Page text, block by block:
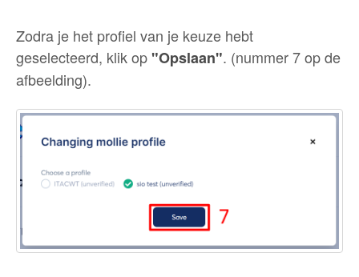
Zodra je het profiel van je keuze hebt
geselecteerd, klik op "Opslaan". (nummer 7 op de
afbeelding).